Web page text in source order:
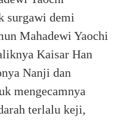
surgawi demi
Mahadewi Yaochi
Kaisar Han
Nanji dan
mengecamnya
terlalu keji,